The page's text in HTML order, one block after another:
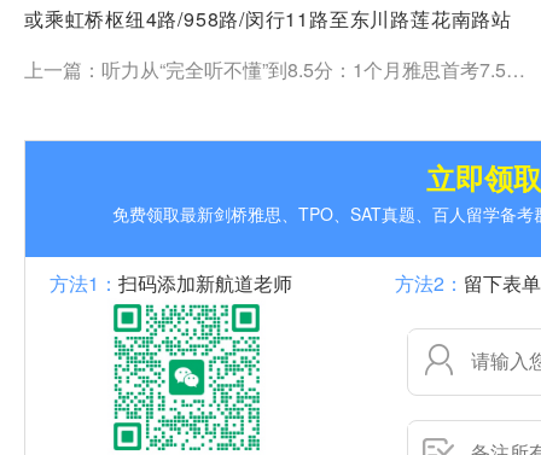
或乘虹桥枢纽4路/958路/闵行11路至东川路莲花南路站
上一篇： 听力从“完全听不懂”到8.5分：1个月雅思首考7.5逆 袭，梦校新加坡国立大学
立即领
免费领取最新剑桥雅思、TPO、SAT真题、百人留学备
方法1： 扫码添加新航道老师 方法2： 留下表